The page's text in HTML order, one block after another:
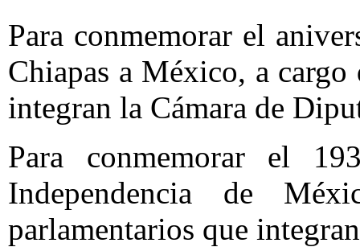
Para conmemorar el
Chiapas a México, a
integran la Cámara de
Para conmemorar el
Independencia de
parlamentarios que